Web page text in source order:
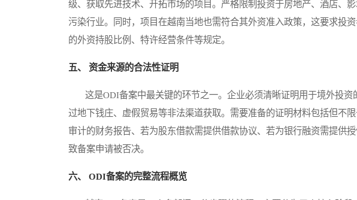
级、获取先进技术、开拓市场的项目。严格限制投资于房地产、酒店、
污染行业。同时，项目在越南当地也需符合其外资准入政策，这要求投
的外资持股比例、特许经营条件等规定。
五、 资金来源的合法性证明
这是ODI备案中最关键的环节之一。企业必须清晰证明用于境外投资
过地下钱庄、虚假贸易等非法渠道获取。需要准备的证明材料包括但不
审计的财务报告、若为股东借款需提供借款协议、若为银行融资需提供
致备案申请被否决。
六、 ODI备案的完整流程概览